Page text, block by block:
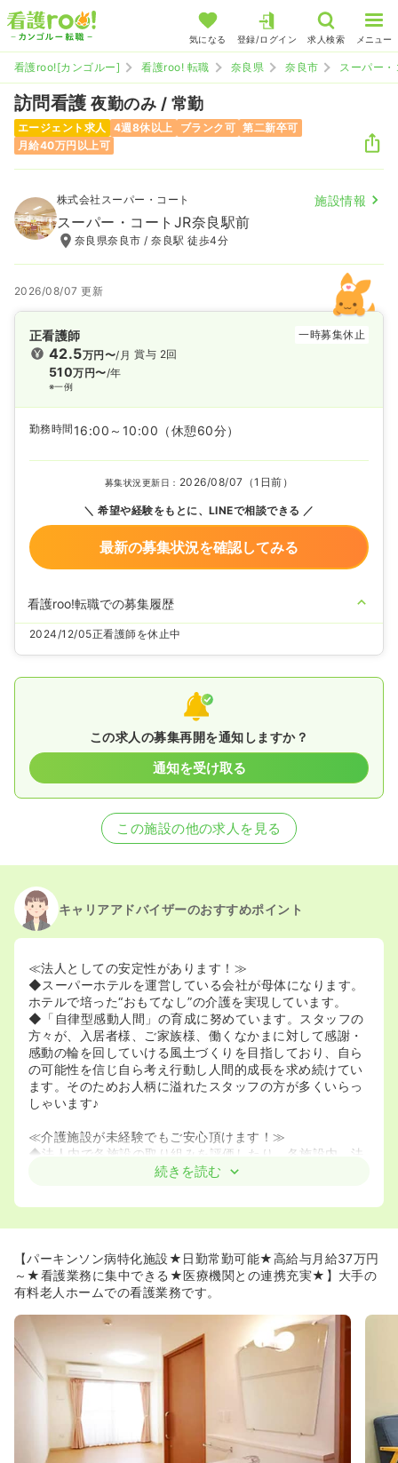
気になる 登録/ログイン 求人検索 メニュー
看護roo![カンゴルー] 看護roo! 転職 奈良県 奈良市 スーパー
訪問看護 夜勤のみ / 常勤
エージェント求人 4週8休以上 ブランク可 第二新卒可
月給40万円以上可
株式会社スーパー・コート 施設情報
スーパー・コートJR奈良駅前
奈良県奈良市 / 奈良駅 徒歩4分
2026/08/07 更新
正看護師 一時募集休止
42.5万円〜/月
510万円〜/年
※一例
賞与 2回
勤務時間 16:00～10:00 （休憩60分）
募集状況更新日： 2026/08/07（1日前）
希望や経験をもとに、LINEで相談できる
最新の募集状況を確認してみる
看護roo!転職での募集履歴
2024/12/05正看護師を休止中
この求人の募集再開を通知しますか？
通知を受け取る
この施設の他の求人を見る
キャリアアドバイザーのおすすめポイント
≪法人としての安定性があります！≫
◆スーパーホテルを運営している会社が母体になります。
ホテルで培った“おもてなし”の介護を実現しています。
◆「自律型感動人間」の育成に努めています。スタッフの
方々が、入居者様、ご家族様、働くなかまに対して感謝・
感動の輪を回していける風土づくりを目指しており、自ら
の可能性を信じ自ら考え行動し人間的成長を求め続けてい
ます。そのためお人柄に溢れたスタッフの方が多くいらっ
しゃいます♪
≪介護施設が未経験でもご安心頂けます！≫
◆法人内で各施設の取り組みを評価したり、各施設内、法
人内での研修なども行っています。
おり、介助業務は少な目です。そのため、看護師さんにと
不安･･･」という方も安心です♪
《介護大手だからこその魅力が盛り沢山です》
看護と介護の役割を明確に分けており、看護師さんにとっ
て、看護に集中できる環境が整っています。
◆接遇を重視した職場環境です。
ホテル経営を行ってきた同社だからこそ、ご利用者様やご
家族の方への対応は、介護業界内でも随一の丁寧さです。
故にスタッフ間のやりとりもスムーズであり、社内外に対
して気持ちの良いコミュ二ケーションが取れる環境といえ
◆医療機関との協力体制が充実しています。
続きを読む
【パーキンソン病特化施設★日勤常勤可能★高給与月給37万円
～★看護業務に集中できる★医療機関との連携充実★】大手の
有料老人ホームでの看護業務です。